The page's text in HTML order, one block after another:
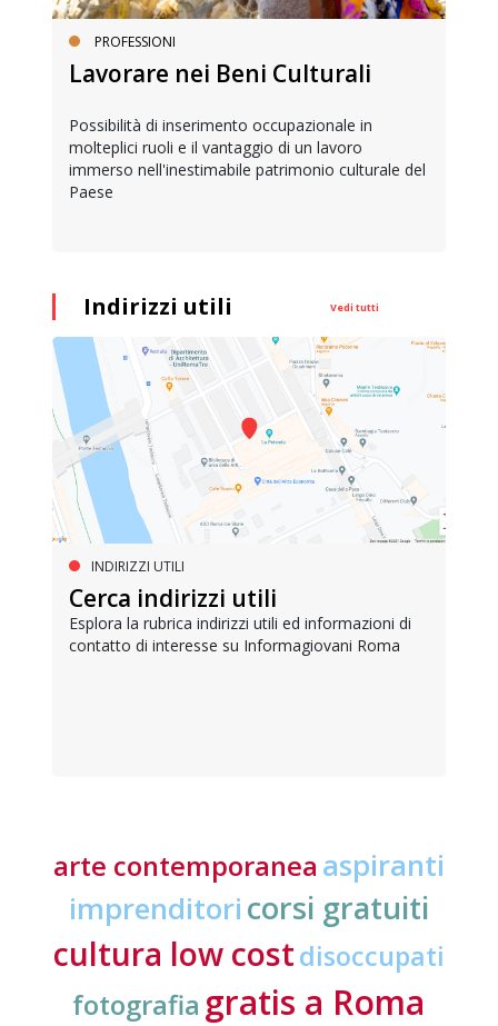
PROFESSIONI
Lavorare nei Beni Culturali
Possibilità di inserimento occupazionale in
molteplici ruoli e il vantaggio di un lavoro
immerso nell'inestimabile patrimonio culturale del
Paese
Indirizzi utili Vedi tutti
INDIRIZZI UTILI
Cerca indirizzi utili
Esplora la rubrica indirizzi utili ed informazioni di
contatto di interesse su Informagiovani Roma
arte contemporanea aspiranti
imprenditori corsi gratuiti
cultura low costdisoccupati
fotografia gratis a Roma